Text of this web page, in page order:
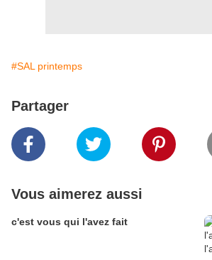
#SAL printemps
Partager
Vous aimerez aussi
c'est vous qui l'avez fait